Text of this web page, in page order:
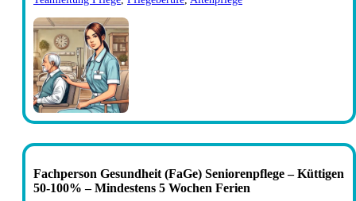
Fachperson Gesundheit (FaGe) Seniorenpflege – Küttigen
50-100% – Mindestens 5 Wochen Ferien